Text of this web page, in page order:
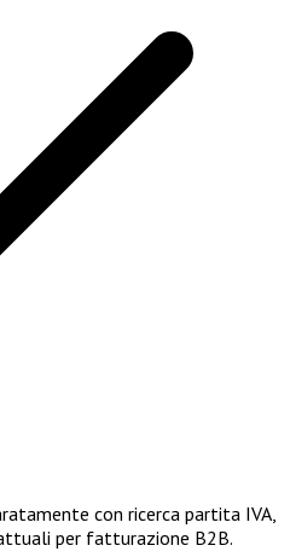
con ricerca partita IVA,
per fatturazione B2B.